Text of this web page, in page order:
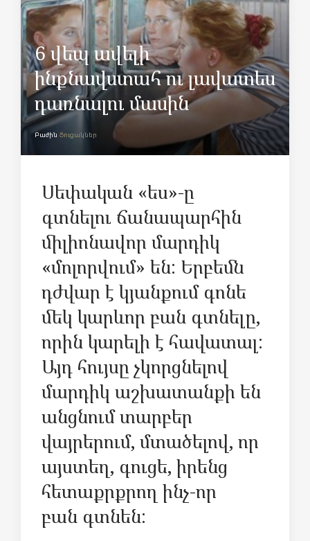
6 վեպ ավելի
ինքնավստահ ու լավատես
դառնալու մասին
Բաժին Ցուցակներ
Սեփական «ես»-ը
գտնելու ճանապարհին
միլիոնավոր մարդիկ
«մոլորվում» են: Երբեմն
դժվար է կյանքում գոնե
մեկ կարևոր բան գտնելը,
որին կարելի է հավատալ:
Այդ հույսը չկորցնելով
մարդիկ աշխատանքի են
անցնում տարբեր
վայրերում, մտածելով, որ
այստեղ, գուցե, իրենց
հետաքրքրող ինչ-որ
բան գտնեն: